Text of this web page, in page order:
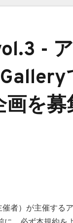
-
を募
者）が主催する